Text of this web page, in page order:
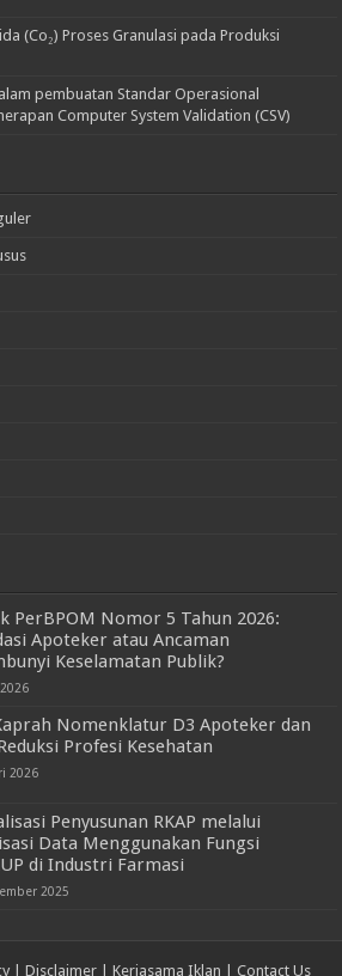
(Co₂) Proses Granulasi pada Produksi
pembuatan Standar Operasional
Computer System Validation (CSV)
PerBPOM Nomor 5 Tahun 2026:
Apoteker atau Ancaman
Keselamatan Publik?
Nomenklatur D3 Apoteker dan
Profesi Kesehatan
2026
Penyusunan RKAP melalui
Data Menggunakan Fungsi
di Industri Farmasi
2025
| Disclaimer| Kerjasama Iklan Contact Us